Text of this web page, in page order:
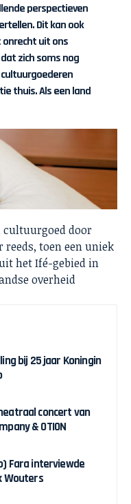
perspectieven
Dit kan ook
uit ons
zich soms nog
thuis. Als een land
cultuurgoed door
reeds, toen een uniek
het Ifé-gebied in
overheid
bij 25 jaar Koningin
concert van
& OTION
Fara interviewde
Wouters